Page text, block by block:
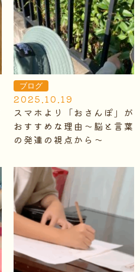
ブログ
2025.10.19
スマホより「おさんぽ」が
おすすめな理由～脳と言葉
の発達の視点から～